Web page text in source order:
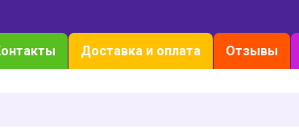
Доставка и оплата Отзывы